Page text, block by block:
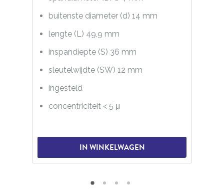
buitenste diameter (d) 14 mm
lengte (L) 49,9 mm
inspandiepte (S) 36 mm
sleutelwijdte (SW) 12 mm
ingesteld
concentriciteit < 5 μ
IN WINKELWAGEN